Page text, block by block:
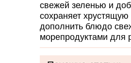
свежей зеленью и
сохраняет
дополнить блюдо
морепродуктами для